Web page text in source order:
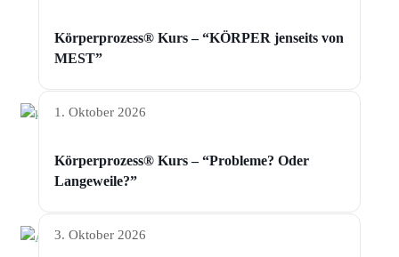
Körperprozess® Kurs – “KÖRPER jenseits von
MEST”
1. Oktober 2026
Körperprozess® Kurs – “Probleme? Oder
Langeweile?”
3. Oktober 2026